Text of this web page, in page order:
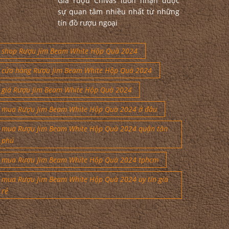
sự quan tâm nhiều nhất từ những
tín đồ rượu ngoại
shop Rượu Jim Beam White Hộp Quà 2024
cửa hàng Rượu Jim Beam White Hộp Quà 2024
giá Rượu Jim Beam White Hộp Quà 2024
mua Rượu Jim Beam White Hộp Quà 2024 ở đâu
mua Rượu Jim Beam White Hộp Quà 2024 quận tân
phú
mua Rượu Jim Beam White Hộp Quà 2024 tphcm
mua Rượu Jim Beam White Hộp Quà 2024 uy tín giá
rẻ